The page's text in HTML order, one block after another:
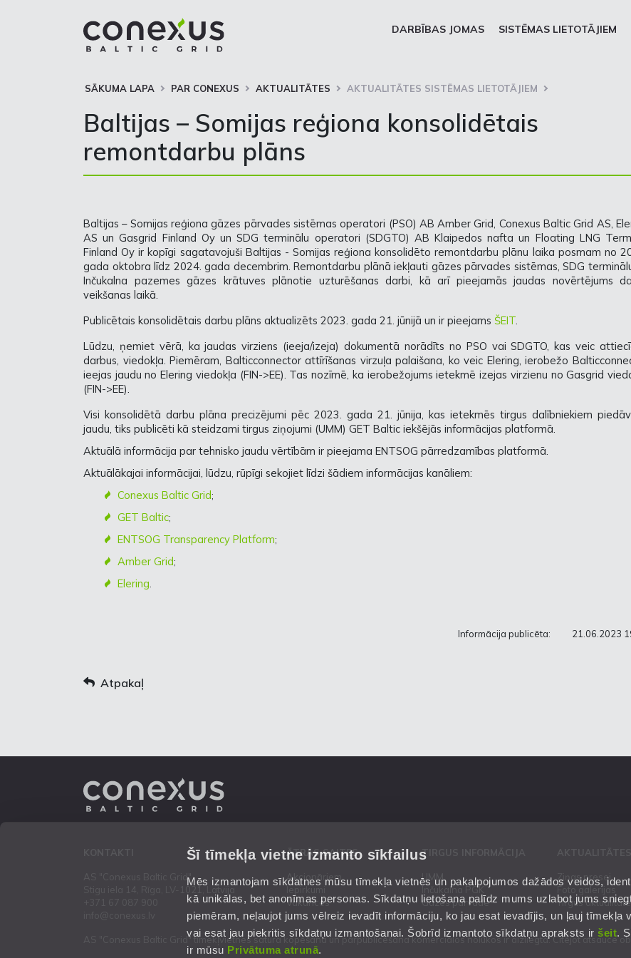
Šī tīmekļa vietne izmanto sīkfailus
Mēs izmantojam sīkdatnes mūsu tīmekļa vietnēs un pakalpojumos dažādos veidos,
kā unikālas, bet anonīmas personas. Sīkdatņu lietošana palīdz mums uzlabot jums
piemēram, neļaujot jums vēlreiz ievadīt informāciju, ko jau esat ievadījis, un ļauj tīmekļa
vai esat jau piekritis sīkdatņu izmantošanai. Šobrīd izmantoto sīkdatņu apraksts ir šeit.
ir mūsu Privātuma atrunā.
DARBĪBAS JOMAS SISTĒMAS LIETOTĀJIEM
SĀKUMA LAPA PAR CONEXUS AKTUALITĀTES AKTUALITĀTES SISTĒMAS LIETOTĀJIEM
Baltijas – Somijas reģiona konsolidētais
remontdarbu plāns
Baltijas – Somijas reģiona gāzes pārvades sistēmas operatori (PSO) AB Amber Grid, Conexus Baltic Grid AS,
AS un Gasgrid Finland Oy un SDG terminālu operatori (SDGTO) AB Klaipedos nafta un Floating LNG
Finland Oy ir kopīgi sagatavojuši Baltijas - Somijas reģiona konsolidēto remontdarbu plānu laika posmam no
gada oktobra līdz 2024. gada decembrim. Remontdarbu plānā iekļauti gāzes pārvades sistēmas, SDG
Inčukalna pazemes gāzes krātuves plānotie uzturēšanas darbi, kā arī pieejamās jaudas novērtējums
veikšanas laikā.
Publicētais konsolidētais darbu plāns aktualizēts 2023. gada 21. jūnijā un ir pieejams ŠEIT.
Lūdzu, ņemiet vērā, ka jaudas virziens (ieeja/izeja) dokumentā norādīts no PSO vai SDGTO, kas veic
darbus, viedokļa. Piemēram, Balticconnector attīrīšanas virzuļa palaišana, ko veic Elering, ierobežo
ieejas jaudu no Elering viedokļa (FIN->EE). Tas nozīmē, ka ierobežojums ietekmē izejas virzienu no Gasgrid
(FIN->EE).
Visi konsolidētā darbu plāna precizējumi pēc 2023. gada 21. jūnija, kas ietekmēs tirgus dalībniekiem
jaudu, tiks publicēti kā steidzami tirgus ziņojumi (UMM) GET Baltic iekšējās informācijas platformā.
Aktuālā informācija par tehnisko jaudu vērtībām ir pieejama ENTSOG pārredzamības platformā.
Aktuālākajai informācijai, lūdzu, rūpīgi sekojiet līdzi šādiem informācijas kanāliem:
Conexus Baltic Grid;
GET Baltic;
ENTSOG Transparency Platform;
Amber Grid;
Elering.
Informācija publicēta: 21.06.2023
Atpakaļ
AS "Conexus Baltic Grid"
ĀTRĀS SAITES
Akcionāriem
Vakances
TIRGUS INFORMĀCIJA
UMM
Inčukalna PGK
Gāzes pārvade
Ziņas presei
Foto galerijas
Tirgus
AS "Conexus Baltic Grid" tīmekļvietnes satura kopēšana un pārpublicēšana komerciālos nolūkos ir aizliegta. Citējot atsauce